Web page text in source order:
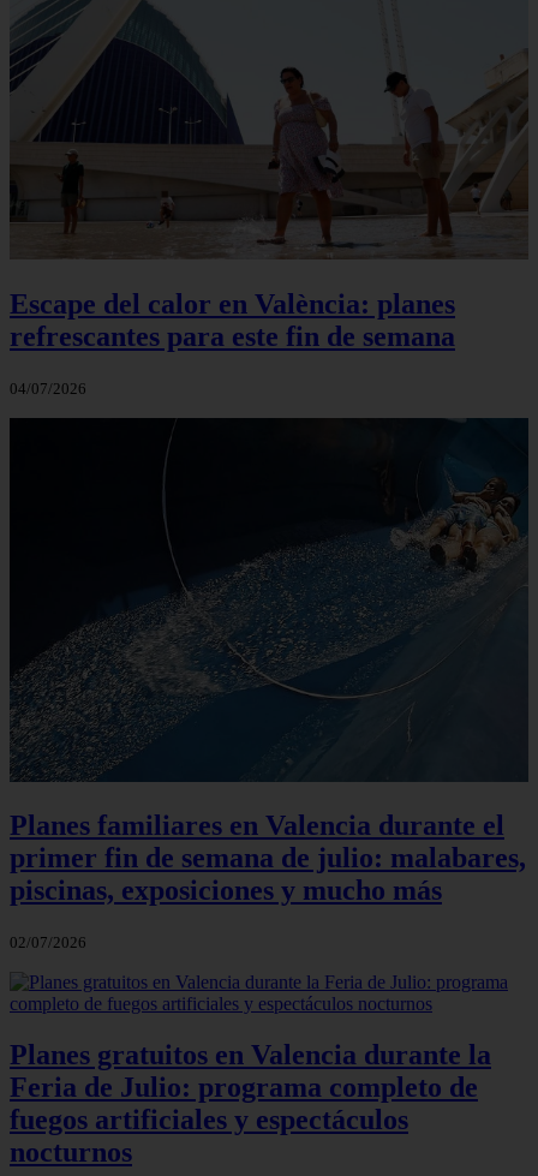
Escape del calor en València: planes
refrescantes para este fin de semana
04/07/2026
Planes familiares en Valencia durante el
primer fin de semana de julio: malabares,
piscinas, exposiciones y mucho más
02/07/2026
Planes gratuitos en Valencia durante la
Feria de Julio: programa completo de
fuegos artificiales y espectáculos
nocturnos